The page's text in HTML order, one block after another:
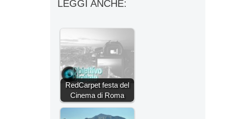
LEGGI ANCHE:
RedCarpet festa del
Cinema di Roma